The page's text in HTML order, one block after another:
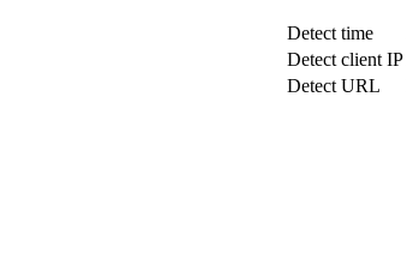
Detect time
Detect client IP
Detect URL